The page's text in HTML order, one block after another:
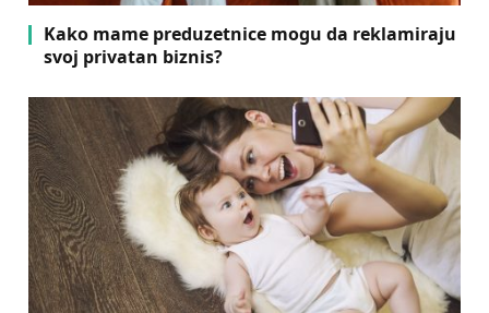
Kako mame preduzetnice mogu da reklamiraju
svoj privatan biznis?